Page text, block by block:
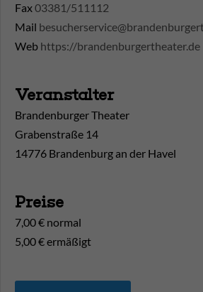
Fax03381/511112
Mail
Web https://brandenburgertheater.de
Veranstalter
Brandenburger Theater
Grabenstraße 14
14776 Brandenburg an der Havel
Preise
7,00 € normal
5,00 € ermäßigt